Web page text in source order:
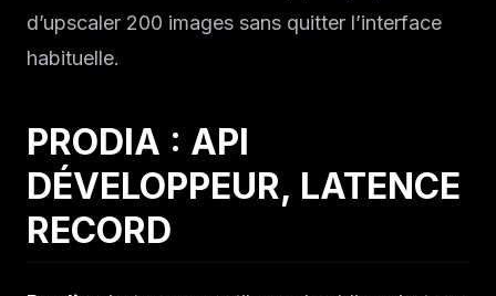
d’upscaler 200 images sans quitter l’interface
habituelle.
PRODIA : API
DÉVELOPPEUR, LATENCE
RECORD